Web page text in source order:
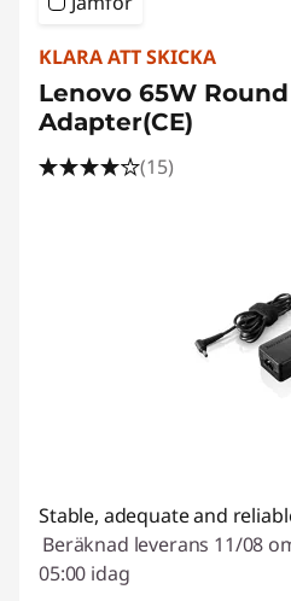
KLARA ATT SKICKA
Lenovo 65W
Adapter(CE)
(15)
Stable, adequate and
Beräknad leverans 11/08
05:00 idag